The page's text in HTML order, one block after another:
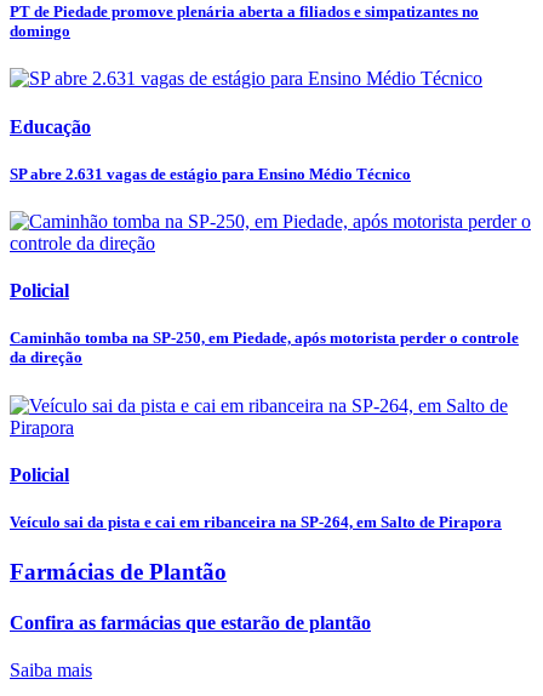
PT de Piedade promove plenária aberta a filiados e simpatizantes no
domingo
Educação
SP abre 2.631 vagas de estágio para Ensino Médio Técnico
Policial
Caminhão tomba na SP-250, em Piedade, após motorista perder o controle
da direção
Policial
Veículo sai da pista e cai em ribanceira na SP-264, em Salto de Pirapora
Farmácias de Plantão
Confira as farmácias que estarão de plantão
Saiba mais